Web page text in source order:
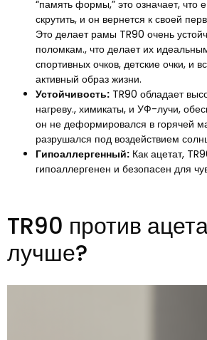
“память формы,” это означает, что
скрутить, и он вернется к своей
Это делает рамы TR90 очень
поломкам., что делает их
спортивных очков, детские очки, и
активный образ жизни.
Устойчивость: TR90 обладает
нагреву., химикаты, и УФ-лучи,
он не деформировался в горячей
разрушался под воздействием
Гипоаллергенный: Как ацетат,
гипоаллергенен и безопасен для
TR90 против
лучше?